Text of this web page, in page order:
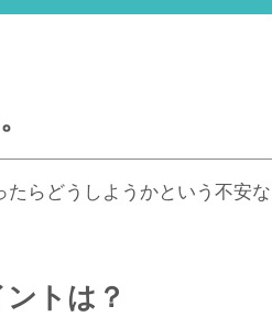
たらどうしようかという不安な
トは？